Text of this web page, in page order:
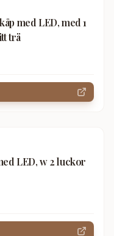
med LED, med 1
trä
LED, w 2 luckor